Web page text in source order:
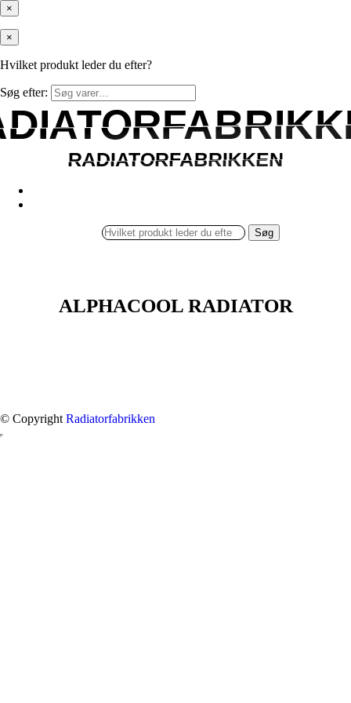
×
×
Hvilket produkt leder du efter?
Søg efter:
RADIATORFABRIKKEN
RADIATORFABRIKKEN
Søg
ALPHACOOL RADIATOR
© Copyright Radiatorfabrikken